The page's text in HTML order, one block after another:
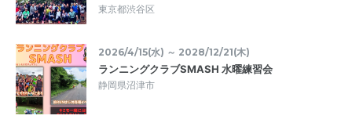
東京都渋谷区
2026/4/15(水) ～ 2028/12/21(木)
ランニングクラブSMASH 水曜練習会
静岡県沼津市